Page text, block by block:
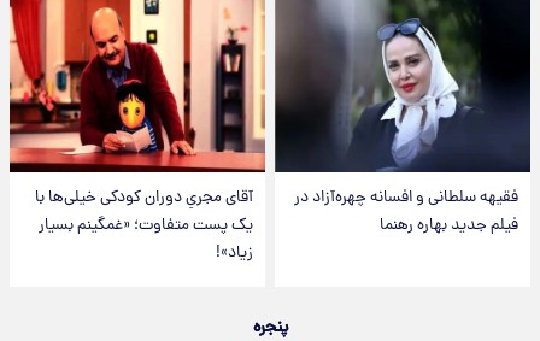
فقیهه سلطانی و افسانه چهره‌آزاد در
فیلم جدید بهاره رهنما
آقای مجریِ دوران کودکی خیلی‌ها با
یک پست متفاوت؛ «غمگینم بسیار
زیاد»!
پنجره